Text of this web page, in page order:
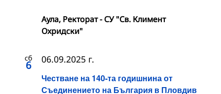
Аула, Ректорат - СУ "Св. Климент
Охридски"
сб
6
Честване на 140-та годишнина от
Съединението на България в Пловдив
06.09.2025 г.